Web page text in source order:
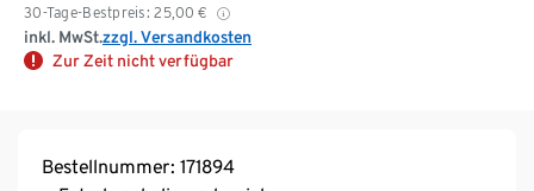
30-Tage-Bestpreis: 25,00 €
inkl. MwSt.zzgl. Versandkosten
Zur Zeit nicht verfügbar
Bestellnummer: 171894